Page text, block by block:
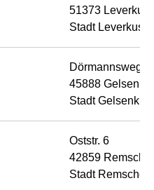
51373
Stadt
Dörmannsweg
45888
Stadt
Oststr. 6
42859
Stadt Remscheid